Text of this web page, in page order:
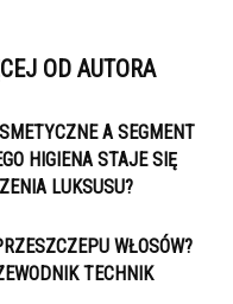
OD AUTORA
A SEGMENT
HIGIENA STAJE SIĘ
LUKSUSU?
WŁOSÓW?
TECHNIK